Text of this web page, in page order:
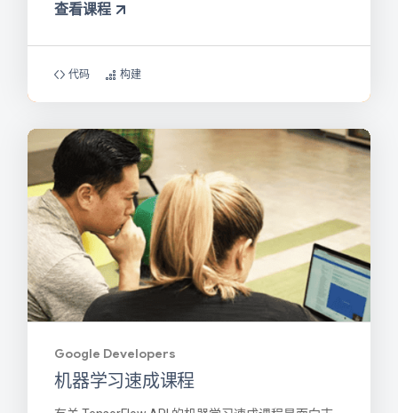
查看课程
代码 构建
Google Developers
机器学习速成课程